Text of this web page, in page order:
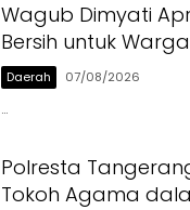
Wagub Dimyati
Bersih untuk
Daerah 07/08/2026
…
Polresta
Tokoh Agama